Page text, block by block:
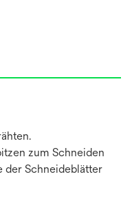
zum Schneiden
der Schneideblätter